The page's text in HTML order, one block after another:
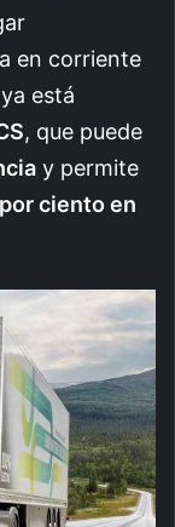
en corriente
está
, que puede
y permite
ciento en